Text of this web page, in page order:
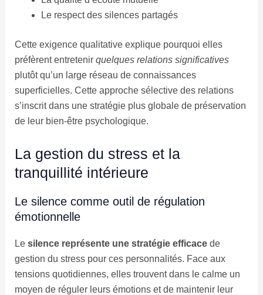
Le respect des silences partagés
Cette exigence qualitative explique pourquoi elles
préfèrent entretenir quelques relations significatives
plutôt qu’un large réseau de connaissances
superficielles. Cette approche sélective des relations
s’inscrit dans une stratégie plus globale de préservation
de leur bien-être psychologique.
La gestion du stress et la
tranquillité intérieure
Le silence comme outil de régulation
émotionnelle
Le silence représente une stratégie efficacede
gestion du stress pour ces personnalités. Face aux
tensions quotidiennes, elles trouvent dans le calme un
moyen de réguler leurs émotions et de maintenir leur